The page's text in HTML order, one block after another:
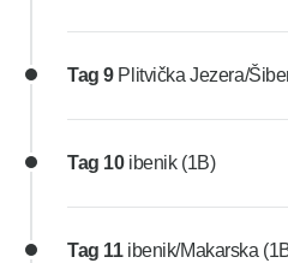
Tag 9 Plitvička Jezera/
Tag 10 ibenik (1B)
Tag 11 ibenik/Makarska